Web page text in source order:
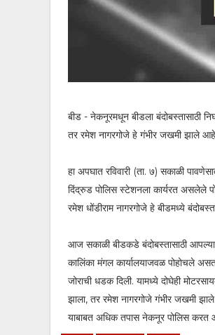
बीड - नेकनूरमधून बीडला बंदोबस्तासाठी
तर रमेश नागरगोजे हे गंभीर जखमी झाले
हा अपघात रविवारी (ता. ७) सकाळी
दिंद्रुड पोलिस स्टेशनला कार्यरत असलेले
रमेश धोंडीराम नागरगोजे हे बीडमध्ये
आज सकाळी बीडकडे बंदोबस्तासाठी
कालिंका मंगल कार्यालयाजवळ पोहोचले
जोराची धडक दिली. यामध्ये दोघेही
झाला, तर रमेश नागरगोजे गंभीर जखमी
याबाबत अधिक तपास नेकनूर पोलिस करत